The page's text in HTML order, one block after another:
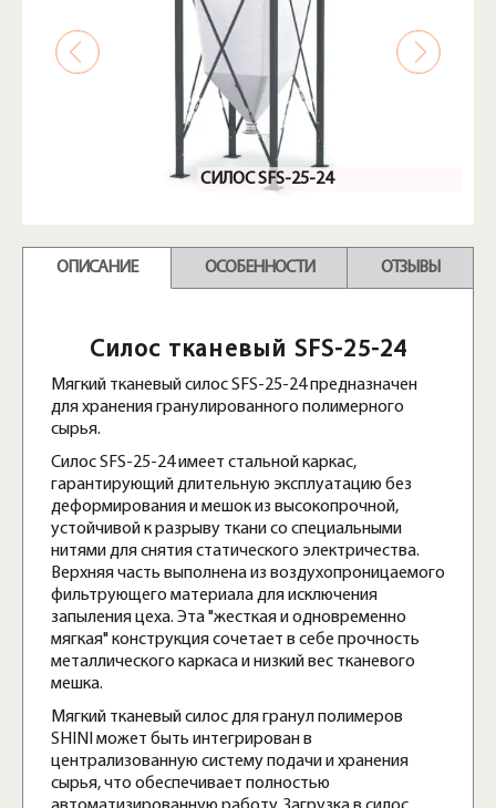
СИЛОС SFS-25-24
ОПИСАНИЕ ОСОБЕННОСТИ ОТЗЫВЫ
Силос тканевый SFS-25-24
Мягкий тканевый силос SFS-25-24 предназначен
для хранения гранулированного полимерного
сырья.
Силос SFS-25-24 имеет стальной каркас,
гарантирующий длительную эксплуатацию без
деформирования и мешок из высокопрочной,
устойчивой к разрыву ткани со специальными
нитями для снятия статического электричества.
Верхняя часть выполнена из воздухопроницаемого
фильтрующего материала для исключения
запыления цеха. Эта "жесткая и одновременно
мягкая" конструкция сочетает в себе прочность
металлического каркаса и низкий вес тканевого
мешка.
Мягкий тканевый силос для гранул полимеров
SHINI может быть интегрирован в
централизованную систему подачи и хранения
сырья, что обеспечивает полностью